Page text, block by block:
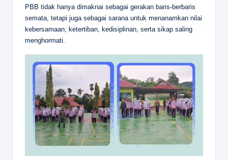
PBB tidak hanya dimaknai sebagai gerakan baris-berbaris
semata, tetapi juga sebagai sarana untuk menanamkan nilai
kebersamaan, ketertiban, kedisiplinan, serta sikap saling
menghormati.